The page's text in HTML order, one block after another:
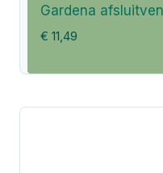
Gardena
€ 11,49